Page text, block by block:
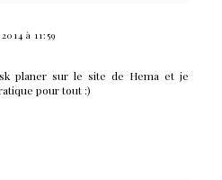
à 11:59
planer sur le site de Hema et je
pour tout :)